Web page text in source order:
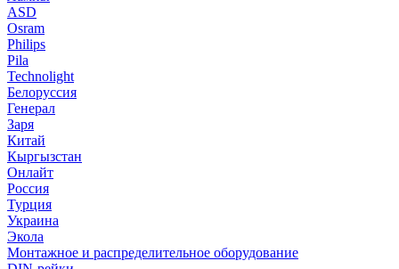
ASD
Osram
Philips
Pila
Technolight
Белоруссия
Генерал
Заря
Китай
Кыргызстан
Онлайт
Россия
Турция
Украина
Экола
Монтажное и распределительное оборудование